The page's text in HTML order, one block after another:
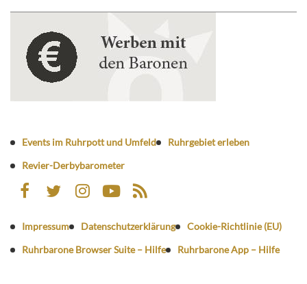
Events im Ruhrpott und Umfeld
Ruhrgebiet erleben
Revier-Derbybarometer
Impressum Datenschutzerklärung
Cookie-Richtlinie (EU)
Ruhrbarone Browser Suite – Hilfe
Ruhrbarone App – Hilfe